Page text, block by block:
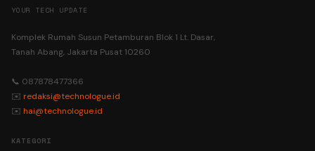
YOUR TECH UPDATE
Komplek Rumah Susun Petamburan Blok 1 Lt. Dasar,
Tanah Abang, Jakarta Pusat 10260
📞 087878477366
✉️ redaksi@technologue.id
✉️ hai@technologue.id
KATEGORI